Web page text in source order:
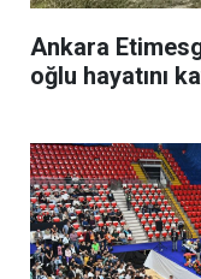
Ankara
oğlu hayatını